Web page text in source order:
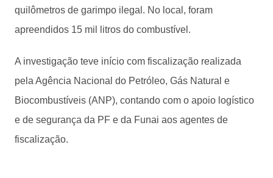
quilômetros de garimpo ilegal. No local, foram
apreendidos 15 mil litros do combustível.
A investigação teve início com fiscalização realizada
pela Agência Nacional do Petróleo, Gás Natural e
Biocombustíveis (ANP), contando com o apoio logístico
e de segurança da PF e da Funai aos agentes de
fiscalização.